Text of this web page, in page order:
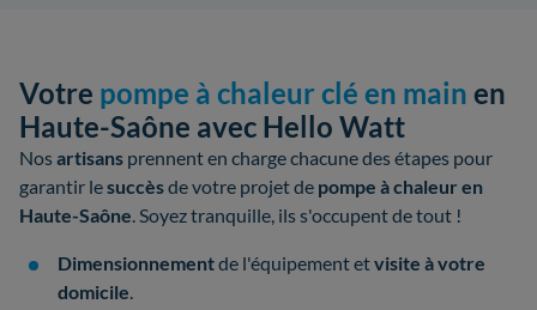
Votre pompe à chaleur clé en main en
Haute-Saône avec Hello Watt
Nosartisans prennent en charge chacune des étapes pour
garantir lesuccèsde votre projet de pompe à chaleur en
Haute-Saône. Soyez tranquille, ils s'occupent de tout !
Dimensionnementde l'équipement etvisite à votre
domicile.